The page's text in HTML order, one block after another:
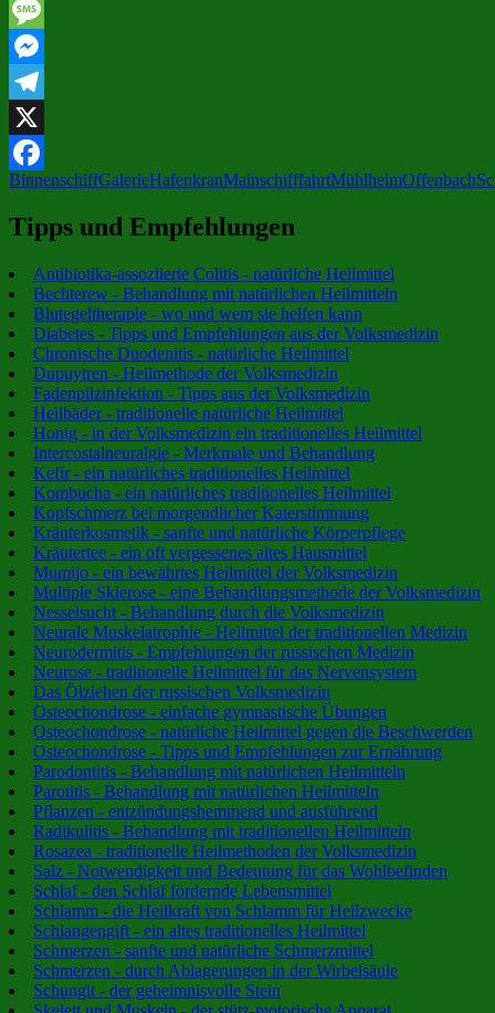
Line
Message
Messenger
Telegram
X
Facebook
BinnenschiffGalerieHafenkranMainschifffahrtMühlheimOffenbach
Tipps und Empfehlungen
Antibiotika-assoziierte Colitis - natürliche Heilmittel
Bechterew - Behandlung mit natürlichen Heilmitteln
Blutegeltherapie - wo und wem sie helfen kann
Diabetes - Tipps und Empfehlungen aus der Volksmedizin
Chronische Duodenitis - natürliche Heilmittel
Dupuytren - Heilmethode der Volksmedizin
Fadenpilzinfektion - Tipps aus der Volksmedizin
Heilbäder - traditionelle natürliche Heilmittel
Honig - in der Volksmedizin ein traditionelles Heilmittel
Intercostalneuralgie - Merkmale und Behandlung
Kefir - ein natürliches traditionelles Heilmittel
Kombucha - ein natürliches traditionelles Heilmittel
Kopfschmerz bei morgendlicher Katerstimmung
Kräuterkosmetik - sanfte und natürliche Körperpflege
Kräutertee - ein oft vergessenes altes Hausmittel
Mumijo - ein bewährtes Heilmittel der Volksmedizin
Multiple Sklerose - eine Behandlungsmethode der Volksmedizin
Nesselsucht - Behandlung durch die Volksmedizin
Neurale Muskelatrophie - Heilmittel der traditionellen Medizin
Neurodermitis - Empfehlungen der russischen Medizin
Neurose - traditionelle Heilmittel für das Nervensystem
Das Ölziehen der russischen Volksmedizin
Osteochondrose - einfache gymnastische Übungen
Osteochondrose - natürliche Heilmittel gegen die Beschwerden
Osteochondrose - Tipps und Empfehlungen zur Ernährung
Parodontitis - Behandlung mit natürlichen Heilmitteln
Parotitis - Behandlung mit natürlichen Heilmitteln
Pflanzen - entzündungshemmend und ausführend
Radikulitis - Behandlung mit traditionellen Heilmitteln
Rosazea - traditionelle Heilmethoden der Volksmedizin
Salz - Notwendigkeit und Bedeutung für das Wohlbefinden
Schlaf - den Schlaf fördernde Lebensmittel
Schlamm - die Heilkraft von Schlamm für Heilzwecke
Schlangengift - ein altes traditionelles Heilmittel
Schmerzen - sanfte und natürliche Schmerzmittel
Schmerzen - durch Ablagerungen in der Wirbelsäule
Schungit - der geheimnisvolle Stein